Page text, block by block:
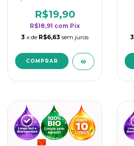
rendimento da
categoria - Flor de
Laranjeira
R$19,90
R$18,91 com Pix
3 x de R$6,63 sem juros
3